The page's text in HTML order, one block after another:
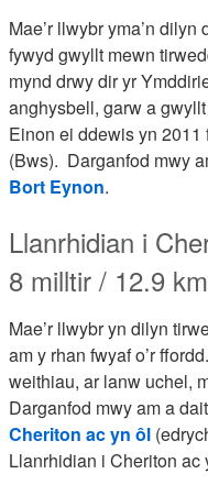
Mae’r llwybr yma’n
fywyd gwyllt mewn
mynd drwy dir yr
anghysbell, garw a
Einon ei ddewis yn
(Bws). Darganfod mwy
Bort Eynon.
Llanrhidian i
8 milltir / 12.9 km
Mae’r llwybr yn dilyn
am y rhan fwyaf o’r
weithiau, ar lanw uchel,
Darganfod mwy am a
Cheriton ac yn ôl
Llanrhidian i Cheriton ac